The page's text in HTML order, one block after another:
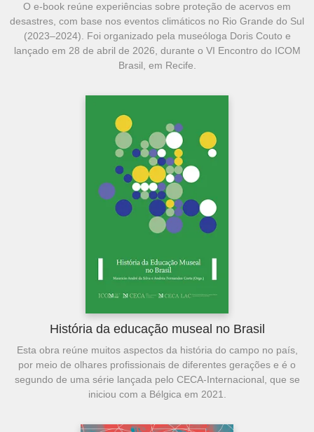
O e-book reúne experiências sobre proteção de acervos em
desastres, com base nos eventos climáticos no Rio Grande do Sul
(2023–2024). Foi organizado pela museóloga Doris Couto e
lançado em 28 de abril de 2026, durante o VI Encontro do ICOM
Brasil, em Recife.
História da educação museal no Brasil
Esta obra reúne muitos aspectos da história do campo no país,
por meio de olhares profissionais de diferentes gerações e é o
segundo de uma série lançada pelo CECA-Internacional, que se
iniciou com a Bélgica em 2021.